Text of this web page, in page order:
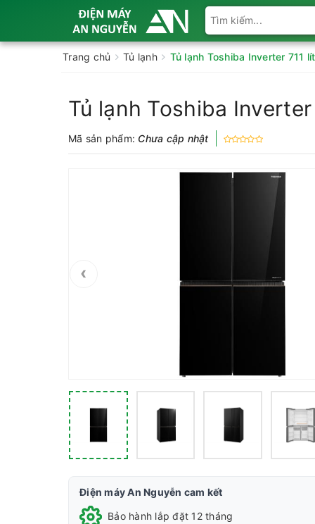
Trang chủ Tủ lạnh Tủ lạnh Toshiba Inverter 711
Tủ lạnh Toshiba
Mã sản phẩm: Chưa cập nhật
‹
Điện máy An Nguyễn cam kết
Bảo hành lắp đặt 12 tháng